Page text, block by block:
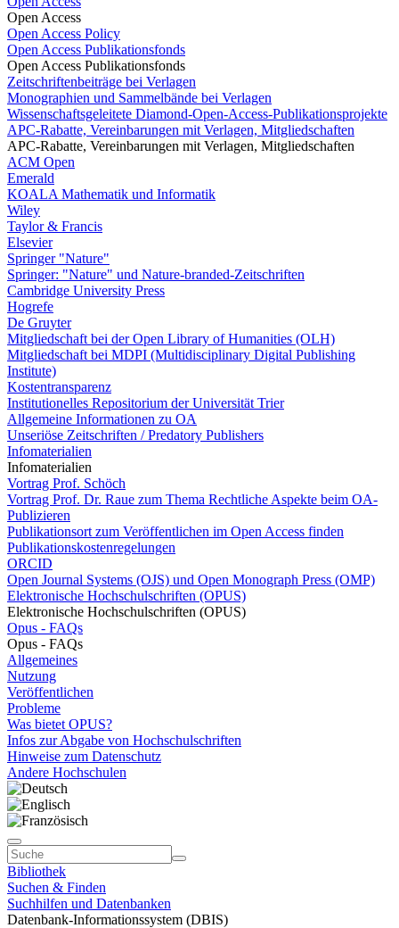
Open Access
Open Access Policy
Open Access Publikationsfonds
Open Access Publikationsfonds
Zeitschriftenbeiträge bei Verlagen
Monographien und Sammelbände bei Verlagen
Wissenschaftsgeleitete Diamond-Open-Access-Publikationsprojekte
APC-Rabatte, Vereinbarungen mit Verlagen, Mitgliedschaften
APC-Rabatte, Vereinbarungen mit Verlagen, Mitgliedschaften
ACM Open
Emerald
KOALA Mathematik und Informatik
Wiley
Taylor & Francis
Elsevier
Springer "Nature"
Springer: "Nature" und Nature-branded-Zeitschriften
Cambridge University Press
Hogrefe
De Gruyter
Mitgliedschaft bei der Open Library of Humanities (OLH)
Mitgliedschaft bei MDPI (Multidisciplinary Digital Publishing
Institute)
Kostentransparenz
Institutionelles Repositorium der Universität Trier
Allgemeine Informationen zu OA
Unseriöse Zeitschriften / Predatory Publishers
Infomaterialien
Infomaterialien
Vortrag Prof. Schöch
Vortrag Prof. Dr. Raue zum Thema Rechtliche Aspekte beim OA-
Publizieren
Publikationsort zum Veröffentlichen im Open Access finden
Publikationskostenregelungen
ORCID
Open Journal Systems (OJS) und Open Monograph Press (OMP)
Elektronische Hochschulschriften (OPUS)
Elektronische Hochschulschriften (OPUS)
Opus - FAQs
Opus - FAQs
Allgemeines
Nutzung
Veröffentlichen
Probleme
Was bietet OPUS?
Infos zur Abgabe von Hochschulschriften
Hinweise zum Datenschutz
Andere Hochschulen
Bibliothek
Suchen & Finden
Suchhilfen und Datenbanken
Datenbank-Informationssystem (DBIS)